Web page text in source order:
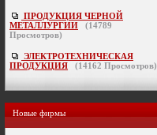
ПРОДУКЦИЯ ЧЕРНОЙ
МЕТАЛЛУРГИИ
(14789
Просмотров)
ЭЛЕКТРОТЕХНИЧЕСКАЯ
ПРОДУКЦИЯ
(14162 Просмотров)
Новые фирмы